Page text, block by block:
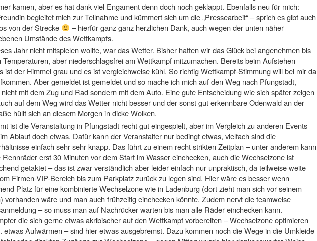
kamen, aber es hat dank viel Engament denn doch noch geklappt. Ebenfalls neu für mich:
begleitet mich zur Teilnahme und kümmert sich um die „Pressearbeit“ – sprich es gibt auch
von der Strecke
– hierfür ganz ganz herzlichen Dank, auch wegen der unten näher
Umstände des Wettkampfs.
Jahr nicht mitspielen wollte, war das Wetter. Bisher hatten wir das Glück bei angenehmen bis
Temperaturen, aber niederschlagsfrei am Wettkampf mitzumachen. Bereits beim Aufstehen
ist der Himmel grau und es ist vergleichweise kühl. So richtig Wettkampf-Stimmung will bei mir da
Aber gemeldet ist gemeldet und so mache ich mich auf den Weg nach Pfungstadt,
mit dem Zug und Rad sondern mit dem Auto. Eine gute Entscheidung wie sich später zeigen
auf dem Weg wird das Wetter nicht besser und der sonst gut erkennbare Odenwald an der
hüllt sich an diesem Morgen in dicke Wolken.
ist die Veranstaltung in Pfungstadt recht gut eingespielt, aber im Vergleich zu anderen Events
Ablauf doch etwas. Dafür kann der Veranstalter nur bedingt etwas, vielfach sind die
einfach sehr sehr knapp. Das führt zu einem recht strikten Zeitplan – unter anderem kann
Rennräder erst 30 Minuten vor dem Start im Wasser einchecken, auch die Wechselzone ist
getaktet – das ist zwar verständlich aber leider einfach nur unpraktisch, da teilweise weite
Firmen-VIP-Bereich bis zum Parkplatz zurück zu legen sind. Hier wäre es besser wenn
Platz für eine kombinierte Wechselzone wie in Ladenburg (dort zieht man sich vor seinem
vorhanden wäre und man auch frühzeitig einchecken könnte. Zudem nervt die teamweise
– so muss man auf Nachrücker warten bis man alle Räder einchecken kann.
die sich gerne etwas akribischer auf den Wettkampf vorbereiten – Wechselzone optimieren
etwas Aufwärmen – sind hier etwas ausgebremst. Dazu kommen noch die Wege in die Umkleide